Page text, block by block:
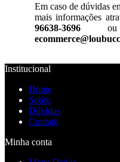
Em caso de dúvidas
mais informações
96638-3696 ou
Institucional
Home
Sobre
Dúvidas
Contato
Minha conta